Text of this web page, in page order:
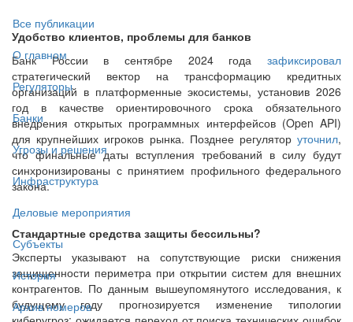
Все публикации
О главном
Регуляторы
Банки
Угрозы и решения
Инфраструктура
Деловые мероприятия
Субъекты
История
Архив номеров
Удобство клиентов, проблемы для банков
Банк России в сентябре 2024 года зафиксировал
стратегический вектор на трансформацию кредитных
организаций в платформенные экосистемы, установив 2026
год в качестве ориентировочного срока обязательного
внедрения открытых программных интерфейсов (Open API)
для крупнейших игроков рынка. Позднее регулятор уточнил,
что финальные даты вступления требований в силу будут
синхронизированы с принятием профильного федерального
закона.
Стандартные средства защиты бессильны?
Эксперты указывают на сопутствующие риски снижения
защищенности периметра при открытии систем для внешних
контрагентов. По данным вышеупомянутого исследования, к
будущему году прогнозируется изменение типологии